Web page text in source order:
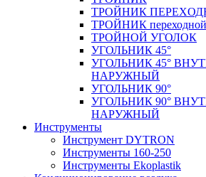
ТРОЙНИК
ТРОЙНИК переходной
ТРОЙНОЙ УГОЛОК
УГОЛЬНИК 45°
УГОЛЬНИК 45°
НАРУЖНЫЙ
УГОЛЬНИК 90°
УГОЛЬНИК 90°
НАРУЖНЫЙ
Инструменты
Инструмент DYTRON
Инструменты 160-250
Инструменты Ekoplastik